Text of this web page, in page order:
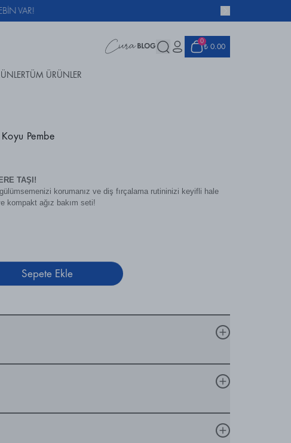
TÜM ÜRÜNLER
0
₺ 0.00
Pembe
TAŞI!
korumanız ve diş fırçalama rutininizi keyifli hale
kompakt ağız bakım seti!
Sepete Ekle